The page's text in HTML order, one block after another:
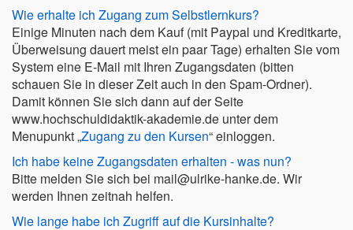
Wie erhalte ich Zugang zum Selbstlernkurs?
Einige Minuten nach dem Kauf (mit Paypal und Kreditkarte,
Überweisung dauert meist ein paar Tage) erhalten Sie vom
System eine E-Mail mit Ihren Zugangsdaten (bitten
schauen Sie in dieser Zeit auch in den Spam-Ordner).
Damit können Sie sich dann auf der Seite
www.hochschuldidaktik-akademie.de unter dem
Menupunkt „Zugang zu den Kursen“ einloggen.
Ich habe keine Zugangsdaten erhalten - was nun?
Bitte melden Sie sich bei mail@ulrike-hanke.de. Wir
werden Ihnen zeitnah helfen.
Wie lange habe ich Zugriff auf die Kursinhalte?